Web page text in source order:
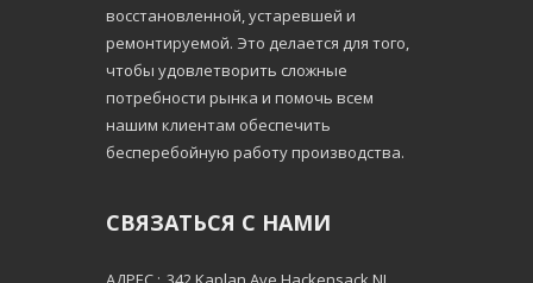
восстановленной, устаревшей и
ремонтируемой. Это делается для того,
чтобы удовлетворить сложные
потребности рынка и помочь всем
нашим клиентам обеспечить
бесперебойную работу производства.
СВЯЗАТЬСЯ С НАМИ